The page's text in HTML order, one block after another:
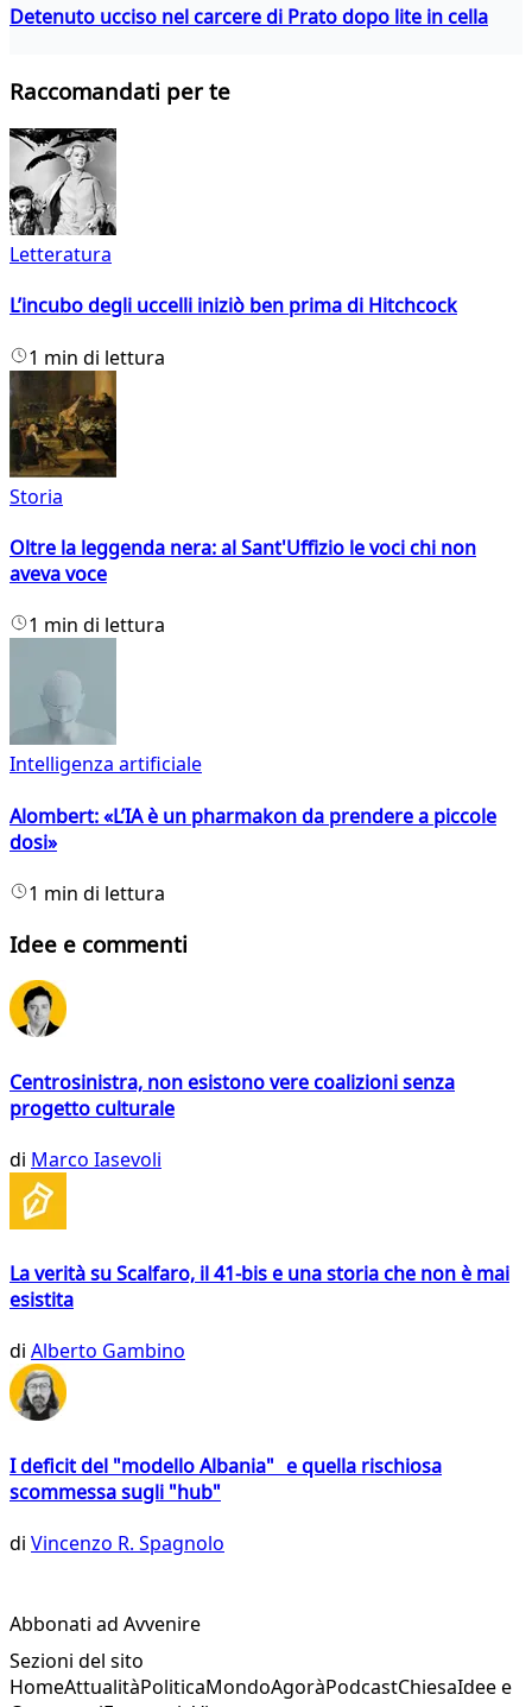
Detenuto ucciso nel carcere di Prato dopo lite in cella
Raccomandati per te
Letteratura
L’incubo degli uccelli iniziò ben prima di Hitchcock
1 min di lettura
Storia
Oltre la leggenda nera: al Sant'Uffizio le voci chi non
aveva voce
1 min di lettura
Intelligenza artificiale
Alombert: «L’IA è un pharmakon da prendere a piccole
dosi»
1 min di lettura
Idee e commenti
Centrosinistra, non esistono vere coalizioni senza
progetto culturale
di Marco Iasevoli
La verità su Scalfaro, il 41-bis e una storia che non è mai
esistita
di Alberto Gambino
I deficit del "modello Albania" e quella rischiosa
scommessa sugli "hub"
di Vincenzo R. Spagnolo
Abbonati ad Avvenire
Sezioni del sito
HomeAttualitàPoliticaMondoAgoràPodcastChiesaIdee e